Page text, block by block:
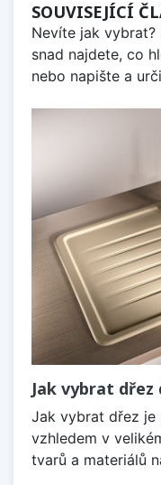
SOUVISEJÍCÍ
Nevíte jak vybrat?
snad najdete, co
nebo napište a
Jak vybrat dřez
Jak vybrat dřez je
vzhledem v
tvarů a materiálů